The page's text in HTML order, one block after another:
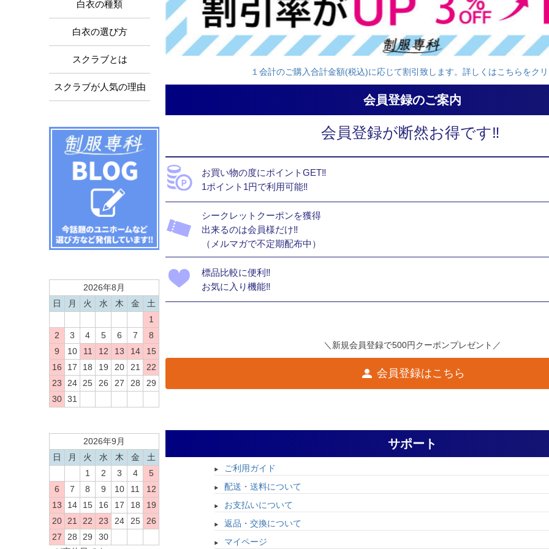
白衣の種類
白衣の選び方
スクラブとは
スクラブが人気の理由
2026年8月
日
月 火 水 木 金
土
1
2
3 4 5 6 7
8
9
10 11 12 13 14
15
16
17 18 19 20 21
22
23
24 25 26 27 28
29
30 31
2026年9月
日
月 火 水 木 金
土
1
2 3 4
5
6
7 8 9 10 11
12
13
14 15 16 17 18
19
20 21 22 23 24 25
26
27
28 29
30
１会計のご購入合計金額(税込)に応じて割引致します。詳しくはこちらをク
会員登録のご案内
会員登録が断然お得です‼
お買い物の度にポイントGET‼
1ポイント1円で利用可能‼
シークレットクーポンを獲得
出来るのは会員様だけ‼
（メルマガで不定期配布中）
標品比較に便利‼
お気に入り機能‼
＼新規会員登録で500円クーポンプレゼント／
会員登録はこちら
サポート
ご利用ガイド
配送・送料について
お支払いについて
返品・交換について
マイページ